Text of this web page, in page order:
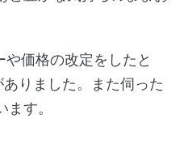
価格の改定をしたと
りました。また伺った
す。